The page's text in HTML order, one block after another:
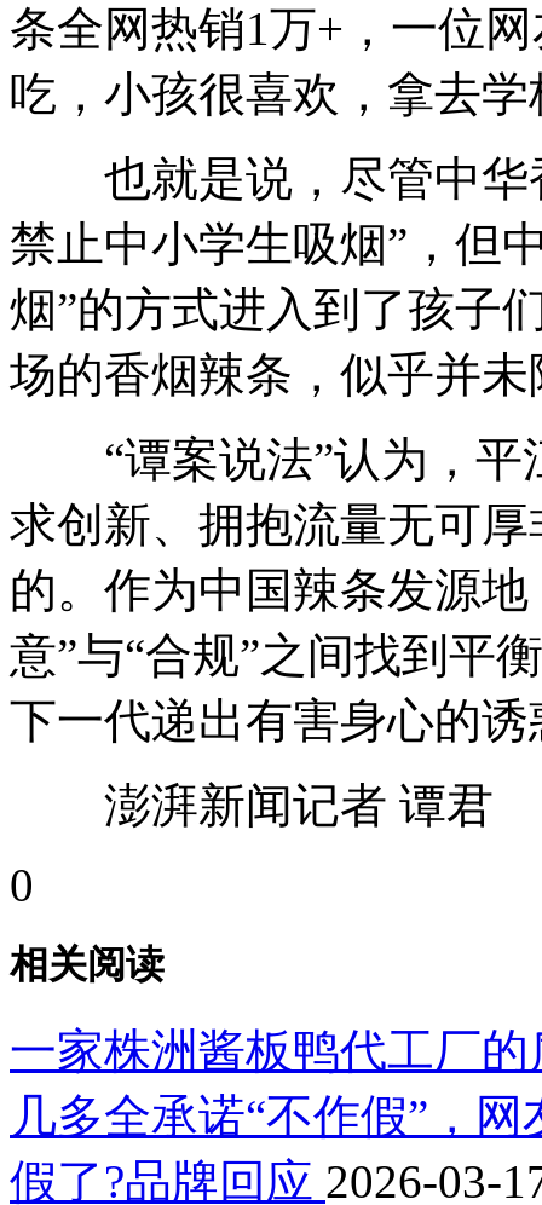
条全网热销1万+，一位
吃，小孩很喜欢，拿去
也就是说，尽管中华
禁止中小学生吸烟”，但
烟”的方式进入到了孩子
场的香烟辣条，似乎并
“谭案说法”认为，平
求创新、拥抱流量无可
的。作为中国辣条发源
意”与“合规”之间找到平
下一代递出有害身心的
澎湃新闻记者 谭君
0
相关阅读
一家株洲酱板鸭代工厂
几多全承诺“不作假”，
假了?品牌回应 2026-03-